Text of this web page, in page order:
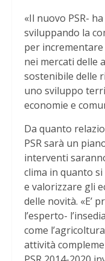
«Il nuovo PSR-
sviluppando la
per
nei mercati delle
sostenibile delle
uno sviluppo
economie e
Da quanto
PSR sarà un
interventi
clima in quanto
e valorizzare gli
delle novità. «E’
l’esperto-
come
attività